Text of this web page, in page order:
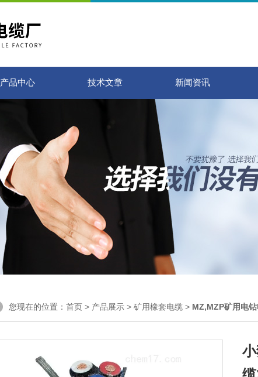
产品中心 技术文章 新闻资讯
您现在的位置： 首页 > 产品展示 > 矿用橡套电缆 > MZ,MZP矿用电